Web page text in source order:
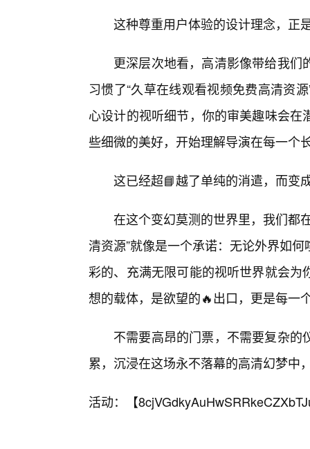
这种尊重用户体验的设计理念，正
更深层次地看，高清影像带给我
习惯了“久草在线观看视频免费高清资
心设计的视听细节，你的审美趣味会
些细微的美好，开始理解导演在每一个
这已经超📘越了单纯的消遣，而变
在这个变幻莫测的世界里，我们都
清资源”就像是一个承诺：无论外界如
彩的、充满无限可能的视听世界就会
想的载体，是欲望的🔥出口，更是每一
不需要高昂的门票，不需要复杂
累，沉浸在这场永不落幕的高清幻梦中
活动：【